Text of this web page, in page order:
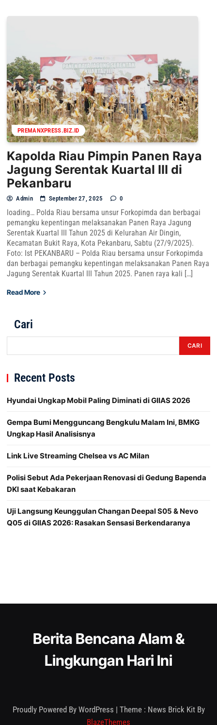
PREMANXPRESS.BIZ.ID
Kapolda Riau Pimpin Panen Raya
Jagung Serentak Kuartal III di
Pekanbaru
Admin September 27, 2025 0
loading… Polda Riau bersama unsur Forkopimda dan berbagai
pemangku kepentingan melaksanakan Panen Raya Jagung
Serentak Kuartal III Tahun 2025 di Kelurahan Air Dingin,
Kecamatan Bukit Raya, Kota Pekanbaru, Sabtu (27/9/2025).
Foto: Ist PEKANBARU – Polda Riau bersama unsur Forkopimda
dan berbagai pemangku kepentingan melaksanakan Panen Raya
Jagung Serentak Kuartal III Tahun 2025. Panen raya kali […]
Read More
Cari
CARI
Recent Posts
Hyundai Ungkap Mobil Paling Diminati di GIIAS 2026
Gempa Bumi Mengguncang Bengkulu Malam Ini, BMKG
Ungkap Hasil Analisisnya
Link Live Streaming Chelsea vs AC Milan
Polisi Sebut Ada Pekerjaan Renovasi di Gedung Bapenda
DKI saat Kebakaran
Uji Langsung Keunggulan Changan Deepal S05 & Nevo
Q05 di GIIAS 2026: Rasakan Sensasi Berkendaranya
Berita Bencana Alam &
Lingkungan Hari Ini
Proudly Powered By WordPress | Theme : News Brick Kit By
BlazeThemes